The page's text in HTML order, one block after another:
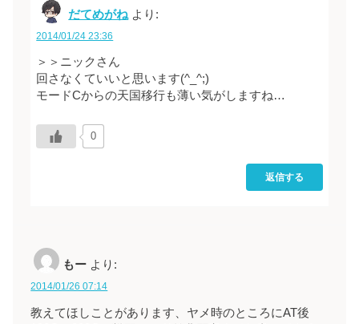
だてめがね より:
2014/01/24 23:36
＞＞ニックさん
回さなくていいと思います(^_^;)
モードCからの天国移行も薄い気がしますね…
0
返信する
もー より:
2014/01/26 07:14
教えてほしことがあります、ヤメ時のところにAT後